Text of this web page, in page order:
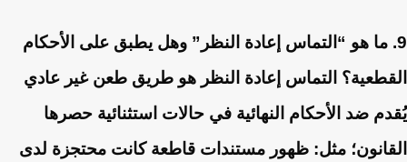
9. ما هو “التماس إعادة النظر” وهل يطبق على الأحكام
القطعية؟ التماس إعادة النظر هو طريق طعن غير عادي
يُقدم ضد الأحكام النهائية في حالات استثنائية حصرها
القانون؛ مثل: ظهور مستندات قاطعة كانت محتجزة لدى